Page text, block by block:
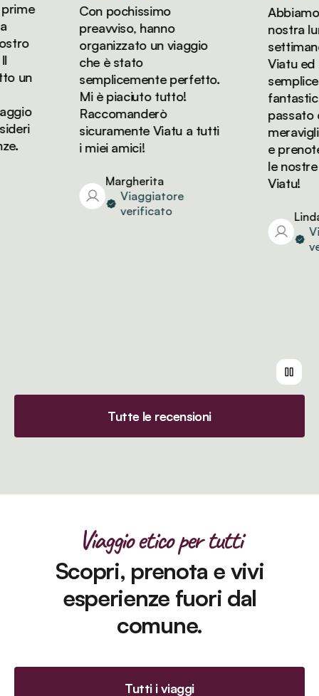
Con pochissimo
preavviso, hanno
organizzato un viaggio
che è stato
semplicemente perfetto.
Mi è piaciuto tutto!
Raccomanderò
sicuramente Viatu a tutti
i miei amici!
Margherita
Viaggiatore
verificato
Abbiamo
nostra
settimane
Viatu ed è
passato
e
le nostre
Viatu!
Linda
Tutte le recensioni
Viaggio etico per tutti
Scopri, prenota e vivi
esperienze fuori dal
comune.
Tutti i viaggi